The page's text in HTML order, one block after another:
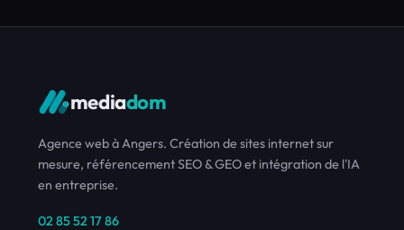
mediadom
Agence web à Angers. Création de sites internet sur
mesure, référencement SEO & GEO et intégration de l'IA
en entreprise.
02 85 52 17 86